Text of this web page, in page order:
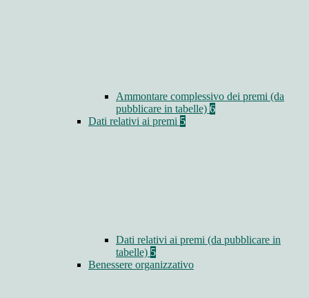
Ammontare complessivo dei premi (da
pubblicare in tabelle) 6
Dati relativi ai premi 5
Dati relativi ai premi (da pubblicare in
tabelle) 5
Benessere organizzativo